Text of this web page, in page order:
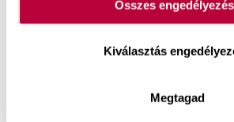
Összes
Kiválasztás
Megtagad
élményt,úgy hogy közben te is
élvezed? Ha kíváncsi vagy hogyan
láthatatlan elvárásokat, vegyél